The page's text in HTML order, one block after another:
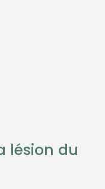
lésion du